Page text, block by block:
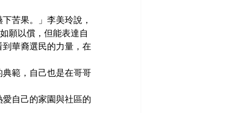
苦果。」李美玲說，
願以償，但能表達自
華裔選民的力量，在
範，自己也是在哥哥
自己的家園與社區的